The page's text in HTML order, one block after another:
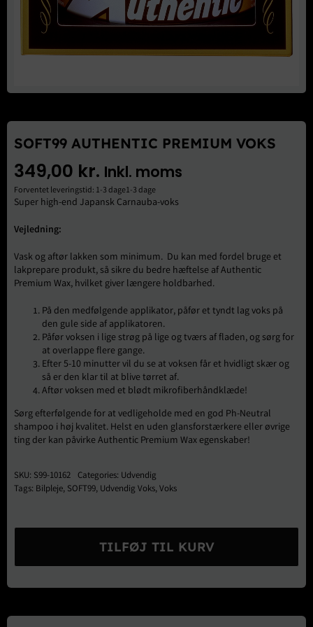
Brugte Dele
Kontakt Os
SOFT99 AUTHENTIC PREMIUM VOKS
349,00 kr. Inkl. moms
Forventet leveringstid: 1-3 dage1-3 dage
Super high-end Japansk Carnauba-voks
Vejledning:
Vask og aftør lakken som minimum. Du kan med fordel bruge et
lakprepare produkt, så sikre du bedre hæftelse af Authentic
Premium Wax, hvilket giver længere holdbarhed.
På den medfølgende applikator, påfør et tyndt lag voks på
den gule side af applikatoren.
Påfør voksen i lige strøg på lige og tværs af fladen, og sørg for
at overlappe flere gange.
Efter 5-10 minutter vil du se at voksen får et hvidligt skær og
så er den klar til at blive tørret af.
Aftør voksen med et blødt mikrofiberhåndklæde!
Sørg efterfølgende for at vedligeholde med en god Ph-Neutral
shampoo i høj kvalitet. Helst en uden glansforstærkere eller øvrige
ting der kan påvirke Authentic Premium Wax egenskaber!
SKU: S99-10162 Categories: Udvendig
Tags: Bilpleje, SOFT99, Udvendig Voks,Voks
Premium
Voks
TILFØJ TIL KURV